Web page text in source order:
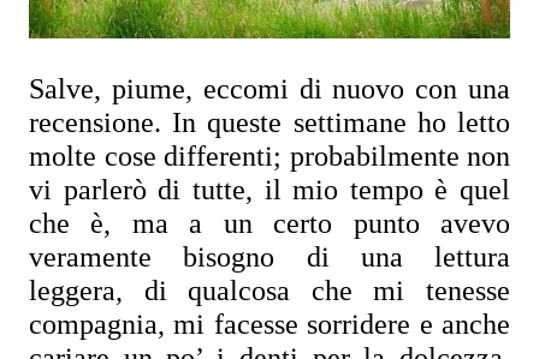
Salve, piume, eccomi di nuovo con una
recensione. In queste settimane ho letto
molte cose differenti; probabilmente non
vi parlerò di tutte, il mio tempo è quel
che è, ma a un certo punto avevo
veramente bisogno di una lettura
leggera, di qualcosa che mi tenesse
compagnia, mi facesse sorridere e anche